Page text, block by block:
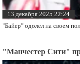
13 декабря 2025 22:24
"Байер" одолел на своем
"Манчестер Сити"